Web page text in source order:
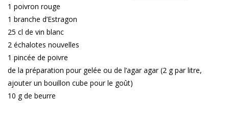
1 poivron rouge
1 branche d’Estragon
25 cl de vin blanc
2 échalotes nouvelles
1 pincée de poivre
de la préparation pour gelée ou de l’agar agar (2 g par litre,
ajouter un bouillon cube pour le goût)
10 g de beurre